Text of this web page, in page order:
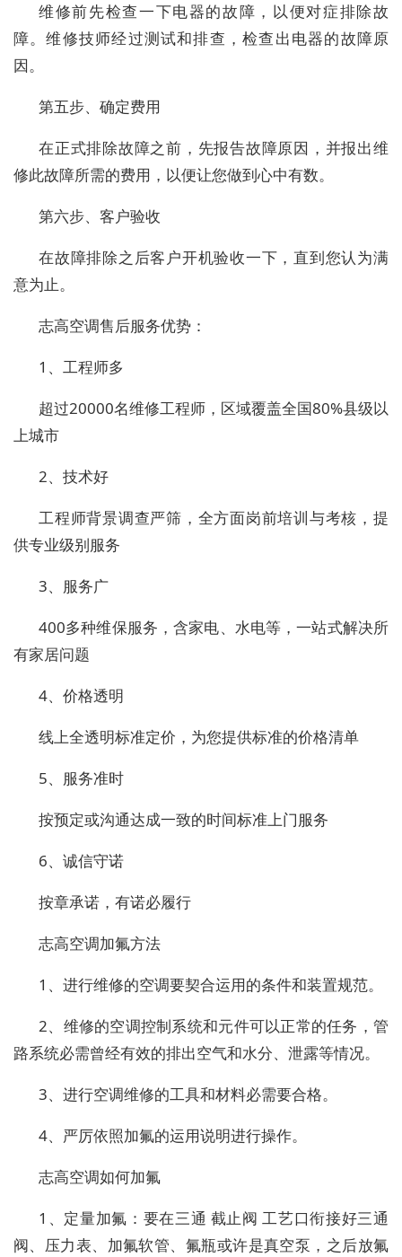
维修前先检查一下电器的故障，以便对症排除故
障。维修技师经过测试和排查，检查出电器的故障原
因。
第五步、确定费用
在正式排除故障之前，先报告故障原因，并报出维
修此故障所需的费用，以便让您做到心中有数。
第六步、客户验收
在故障排除之后客户开机验收一下，直到您认为满
意为止。
志高空调售后服务优势：
1、工程师多
超过20000名维修工程师，区域覆盖全国80%县级以
上城市
2、技术好
工程师背景调查严筛，全方面岗前培训与考核，提
供专业级别服务
3、服务广
400多种维保服务，含家电、水电等，一站式解决所
有家居问题
4、价格透明
线上全透明标准定价，为您提供标准的价格清单
5、服务准时
按预定或沟通达成一致的时间标准上门服务
6、诚信守诺
按章承诺，有诺必履行
志高空调加氟方法
1、进行维修的空调要契合运用的条件和装置规范。
2、维修的空调控制系统和元件可以正常的任务，管
路系统必需曾经有效的排出空气和水分、泄露等情况。
3、进行空调维修的工具和材料必需要合格。
4、严厉依照加氟的运用说明进行操作。
志高空调如何加氟
1、定量加氟：要在三通 截止阀 工艺口衔接好三通
阀、压力表、加氟软管、氟瓶或许是真空泵，之后放氟